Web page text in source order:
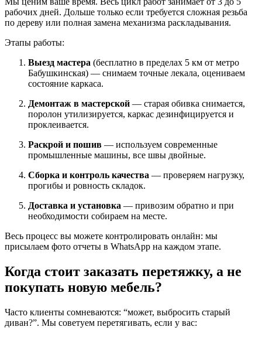
рабочих дней. Дольше только если требуется сложная резьба
по дереву или полная замена механизма раскладывания.
Этапы работы:
Выезд мастера (бесплатно в пределах 5 км от метро
Бабушкинская) — снимаем точные лекала, оцениваем
состояние каркаса.
Демонтаж в мастерской — старая обивка снимается,
поролон утилизируется, каркас дезинфицируется и
проклеивается.
Раскрой и пошив — используем современные
промышленные машины, все швы двойные.
Сборка и контроль качества — проверяем нагрузку,
прогибы и ровность складок.
Доставка и установка — привозим обратно и при
необходимости собираем на месте.
Весь процесс вы можете контролировать онлайн: мы
присылаем фото отчеты в WhatsApp на каждом этапе.
Когда стоит заказать перетяжку, а не
покупать новую мебель?
Часто клиенты сомневаются: “может, выбросить старый
диван?”. Мы советуем перетягивать, если у вас: